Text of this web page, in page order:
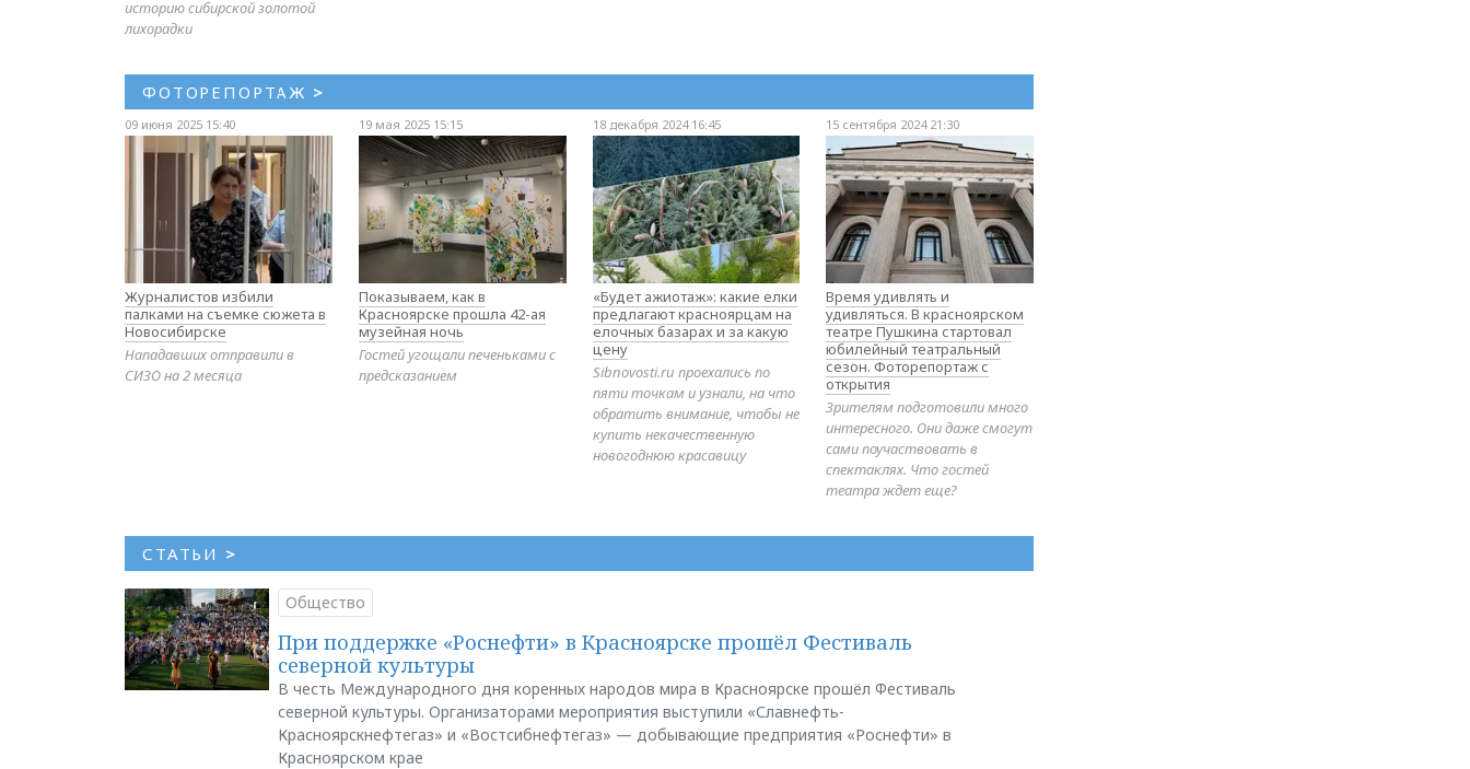
историю сибирской золотой
лихорадки
ФОТОРЕПОРТАЖ >
09 июня 2025 15:40
Журналистов избили
палками на съемке сюжета в
Новосибирске
Нападавших отправили в
СИЗО на 2 месяца
19 мая 2025 15:15
Показываем, как в
Красноярске прошла 42-ая
музейная ночь
Гостей угощали печеньками с
предсказанием
18 декабря 2024 16:45
«Будет ажиотаж»: какие елки
предлагают красноярцам на
елочных базарах и за какую
цену
Sibnovosti.ru проехались по
пяти точкам и узнали, на что
обратить внимание, чтобы не
купить некачественную
новогоднюю красавицу
15 сентября 2024 21:30
Время удивлять и
удивляться. В красноярском
театре Пушкина стартовал
юбилейный театральный
сезон. Фоторепортаж с
открытия
Зрителям подготовили много
интересного. Они даже смогут
сами поучаствовать в
спектаклях. Что гостей
театра ждет еще?
СТАТЬИ >
Общество
При поддержке «Роснефти» в Красноярске прошёл Фестиваль
северной культуры
В честь Международного дня коренных народов мира в Красноярске прошёл Фестиваль
северной культуры. Организаторами мероприятия выступили «Славнефть-
Красноярскнефтегаз» и «Востсибнефтегаз» — добывающие предприятия «Роснефти» в
Красноярском крае